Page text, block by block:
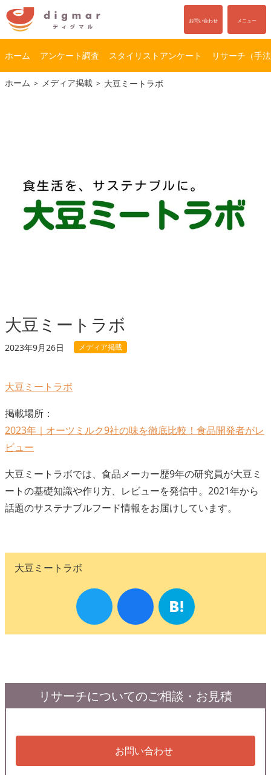
コ
ン
ナ
ビ
お問い合わせ メニュー
ホーム アンケート調査 スタイリストアンケート リサーチ（手
ホーム メディア掲載 大豆ミートラボ
大豆ミートラボ
2023年9月26日 メディア掲載
大豆ミートラボ
掲載場所：
2023年｜オーツミルク9社の味を徹底比較！食品開発者がレ
ビュー
大豆ミートラボでは、食品メーカー歴9年の研究員が大豆ミ
ートの基礎知識や作り方、レビューを発信中。2021年から
話題のサステナブルフード情報をお届けしています。
大豆ミートラボ
リサーチについてのご相談・お見積
お問い合わせ